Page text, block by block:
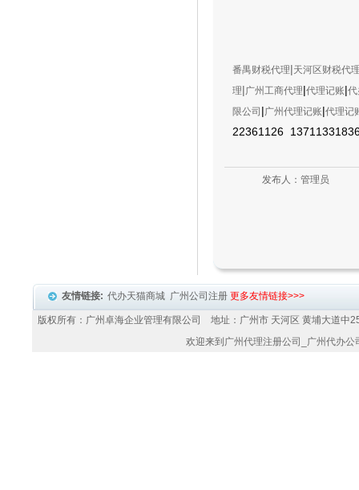
番禺财税代理|天河区财税代
理|广州工商代理|代理记账|
限公司 |广州代理记账|代理记
22361126
发布人：管理员
友情链接: 代办天猫商城 广州公司注册 更多友情链接>>>
版权所有：广州卓海企业管理有限公司 地址：广州市 天河区 黄埔大道
欢迎来到 广州代理注册公司 广州代办公